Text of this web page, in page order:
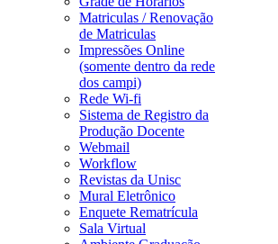
Matriculas / Renovação
de Matriculas
Impressões Online
(somente dentro da rede
dos campi)
Rede Wi-fi
Sistema de Registro da
Produção Docente
Webmail
Workflow
Revistas da Unisc
Mural Eletrônico
Enquete Rematrícula
Sala Virtual